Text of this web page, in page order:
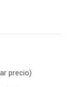
precio)